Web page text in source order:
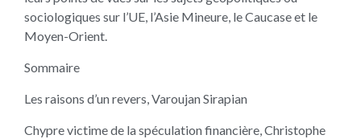
sociologiques sur l’UE, l’Asie Mineure, le Caucase et le
Moyen-Orient.
Sommaire
Les raisons d’un revers, Varoujan Sirapian
Chypre victime de la spéculation financière, Christophe